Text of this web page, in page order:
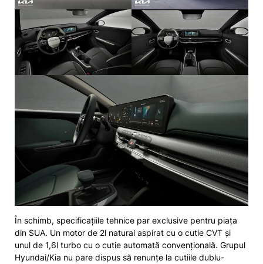
În schimb, specificațiile tehnice par exclusive pentru piața
din SUA. Un motor de 2l natural aspirat cu o cutie CVT și
unul de 1,6l turbo cu o cutie automată convențională. Grupul
Hyundai/Kia nu pare dispus să renunțe la cutiile dublu-